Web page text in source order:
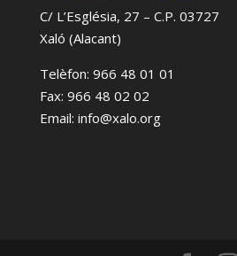
C/ L’Església, 27 – C.P. 03727
Xaló (Alacant)
Telèfon: 966 48 01 01
Fax: 966 48 02 02
Email: info@xalo.org